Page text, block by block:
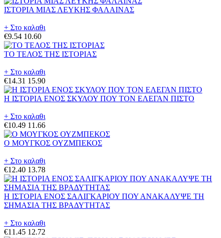
ΙΣΤΟΡΙΑ ΜΙΑΣ ΛΕΥΚΗΣ ΦΑΛΑΙΝΑΣ
+ Στο καλαθι
€9.54 10.60
ΤΟ ΤΕΛΟΣ ΤΗΣ ΙΣΤΟΡΙΑΣ
+ Στο καλαθι
€14.31 15.90
Η ΙΣΤΟΡΙΑ ΕΝΟΣ ΣΚΥΛΟΥ ΠΟΥ ΤΟΝ ΕΛΕΓΑΝ ΠΙΣΤΟ
+ Στο καλαθι
€10.49 11.66
Ο ΜΟΥΓΚΟΣ ΟΥΖΜΠΕΚΟΣ
+ Στο καλαθι
€12.40 13.78
Η ΙΣΤΟΡΙΑ ΕΝΟΣ ΣΑΛΙΓΚΑΡΙΟΥ ΠΟΥ ΑΝΑΚΑΛΥΨΕ ΤΗ
ΣΗΜΑΣΙΑ ΤΗΣ ΒΡΑΔΥΤΗΤΑΣ
+ Στο καλαθι
€11.45 12.72